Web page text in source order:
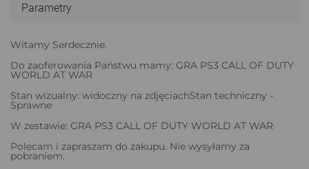
Parametry
Witamy Serdecznie.
Do zaoferowania Państwu mamy: GRA PS3 CALL OF DUTY
WORLD AT WAR
Stan wizualny: widoczny na zdjęciachStan techniczny -
Sprawne
W zestawie: GRA PS3 CALL OF DUTY WORLD AT WAR
Polecam i zapraszam do zakupu. Nie wysyłamy za
pobraniem.